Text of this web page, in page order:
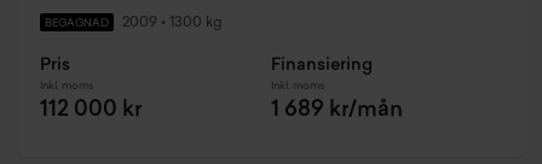
BEGAGNAD 2009 • 1300 kg
Pris
Inkl. moms
112 000 kr
Finansiering
Inkl. moms
1 689 kr/mån